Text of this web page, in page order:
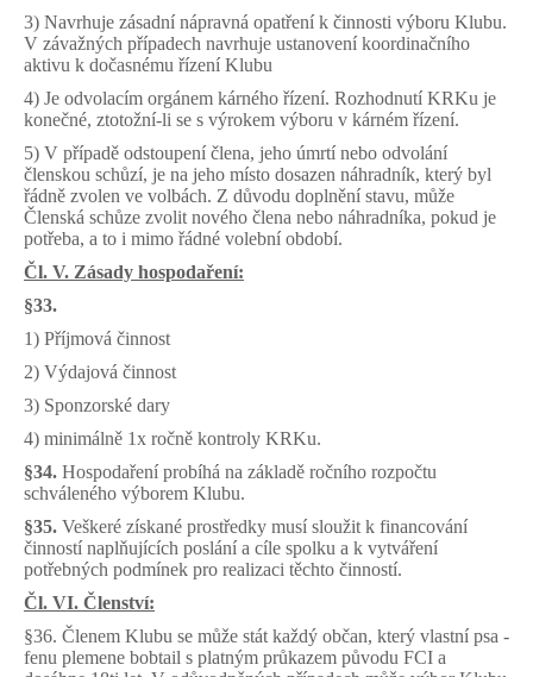
3) Navrhuje zásadní nápravná opatření k činnosti výboru Klubu.
V závažných případech navrhuje ustanovení koordinačního
aktivu k dočasnému řízení Klubu
4) Je odvolacím orgánem kárného řízení. Rozhodnutí KRKu je
konečné, ztotožní-li se s výrokem výboru v kárném řízení.
5) V případě odstoupení člena, jeho úmrtí nebo odvolání
členskou schůzí, je na jeho místo dosazen náhradník, který byl
řádně zvolen ve volbách. Z důvodu doplnění stavu, může
Členská schůze zvolit nového člena nebo náhradníka, pokud je
potřeba, a to i mimo řádné volební období.
Čl. V. Zásady hospodaření:
§33.
1) Příjmová činnost
2) Výdajová činnost
3) Sponzorské dary
4) minimálně 1x ročně kontroly KRKu.
§34. Hospodaření probíhá na základě ročního rozpočtu
schváleného výborem Klubu.
§35. Veškeré získané prostředky musí sloužit k financování
činností naplňujících poslání a cíle spolku a k vytváření
potřebných podmínek pro realizaci těchto činností.
Čl. VI. Členství:
§36. Členem Klubu se může stát každý občan, který vlastní psa -
fenu plemene bobtail s platným průkazem původu FCI a